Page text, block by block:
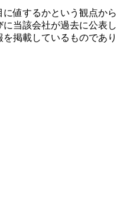
値するかという観点
当該会社が過去に公
掲載しているもので